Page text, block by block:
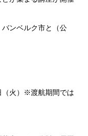
ンベルク市と（公
（火）※渡航期間では